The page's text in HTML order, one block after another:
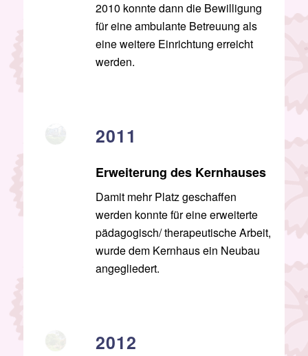
2010 konnte dann die Bewilligung
für eine ambulante Betreuung als
eine weitere Einrichtung erreicht
werden.
2011
Erweiterung des Kernhauses
Damit mehr Platz geschaffen
werden konnte für eine erweiterte
pädagogisch/ therapeutische Arbeit,
wurde dem Kernhaus ein Neubau
angegliedert.
2012